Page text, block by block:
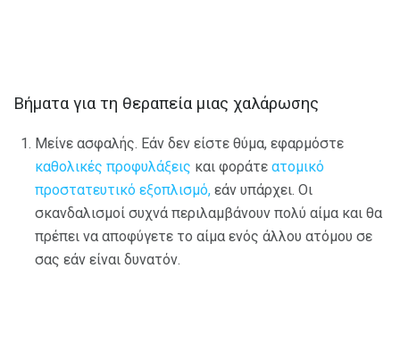
Βήματα για τη θεραπεία μιας χαλάρωσης
Μείνε ασφαλής. Εάν δεν είστε θύμα, εφαρμόστε
καθολικές προφυλάξεις και φοράτε ατομικό
προστατευτικό εξοπλισμό, εάν υπάρχει. Οι
σκανδαλισμοί συχνά περιλαμβάνουν πολύ αίμα και θα
πρέπει να αποφύγετε το αίμα ενός άλλου ατόμου σε
σας εάν είναι δυνατόν.